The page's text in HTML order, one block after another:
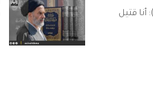
قتيل